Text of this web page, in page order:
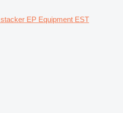
stacker EP Equipment EST